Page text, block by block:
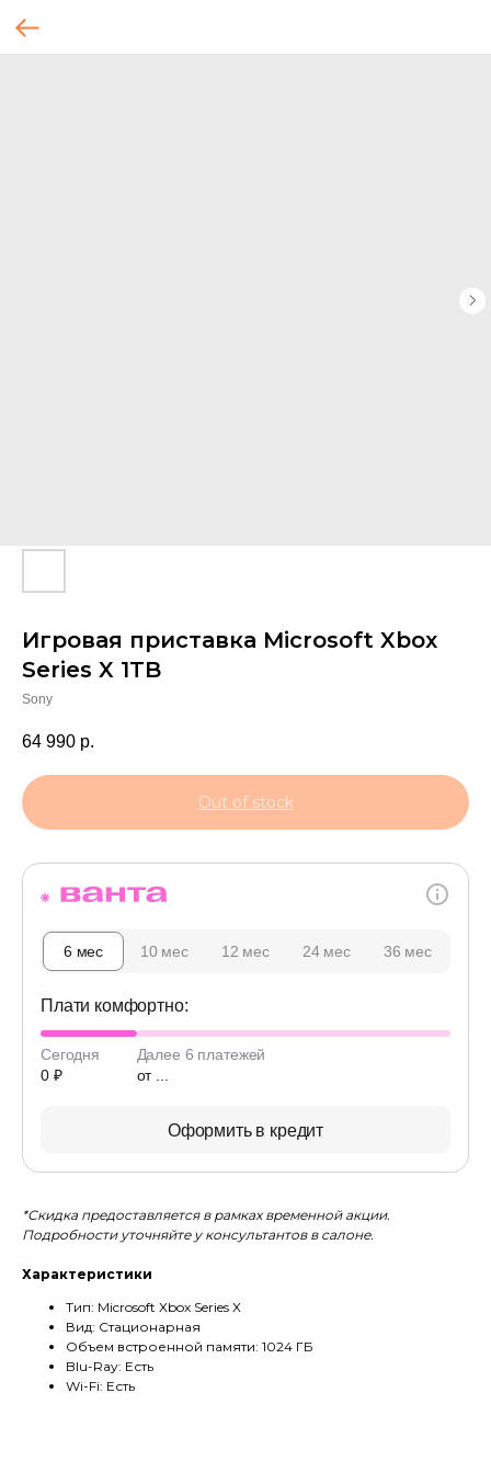
Игровая приставка Microsoft Xbox
Series X 1TB
Sony
64 990 р.
Out of stock
6 мес 10 мес 12 мес 24 мес 36 мес
Плати комфортно:
Сегодня
0 ₽
Далее 6 платежей
от ...
Оформить в кредит
*Скидка предоставляется в рамках временной акции.
Подробности уточняйте у консультантов в салоне.
Характеристики
Тип: Microsoft Xbox Series X
Вид: Стационарная
Объем встроенной памяти: 1024 ГБ
Blu-Ray: Есть
Wi-Fi: Есть